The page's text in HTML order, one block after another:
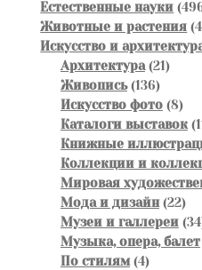
Естественные науки
Животные и растения
Искусство и
Архитектура 2121
Живопись 136136
товаров
Искусство фото 88
Каталоги выставок
Книжные
Коллекции и
Мировая
Мода и дизайн 2222
Музеи и галлереи 34
Музыка, опера, балет
По стилям 44